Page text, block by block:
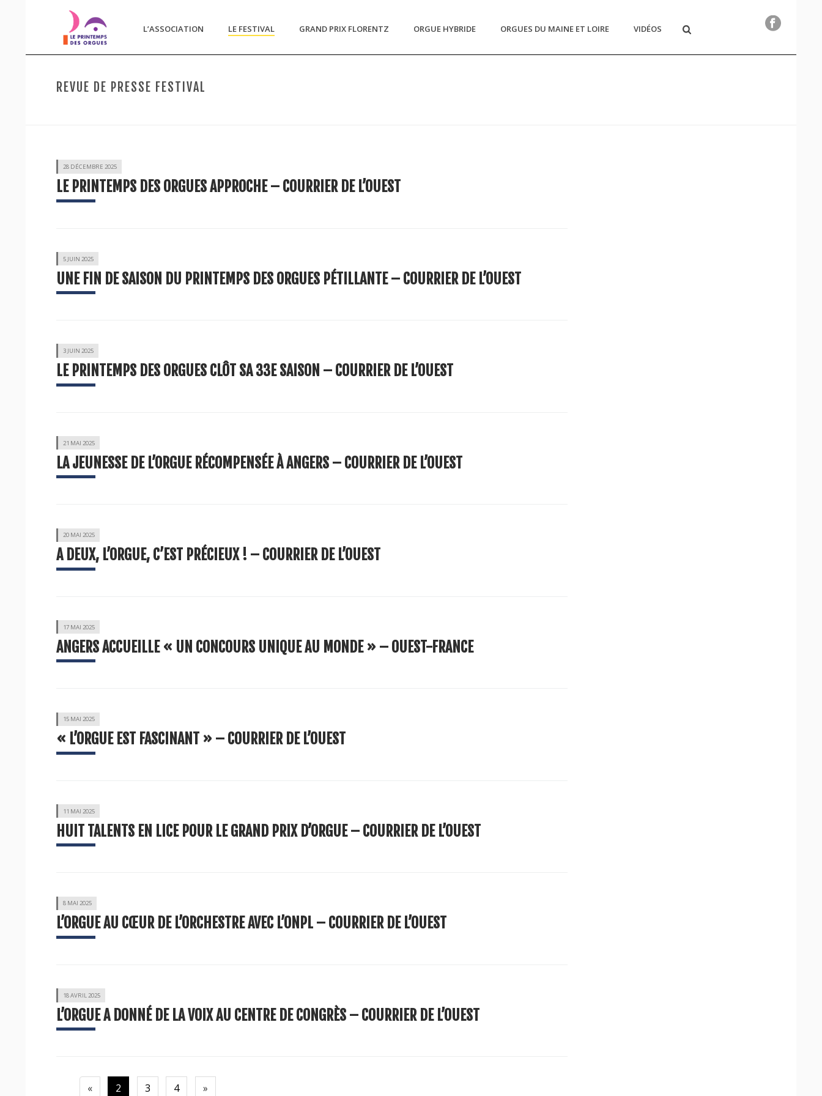
L’ASSOCIATION LE FESTIVAL GRAND PRIX FLORENTZ ORGUE HYBRIDE ORGUES DU MAINE ET LOIRE VIDÉOS
REVUE DE PRESSE FESTIVAL
28 DÉCEMBRE 2025
LE PRINTEMPS DES ORGUES APPROCHE – COURRIER DE L’OUEST
5 JUIN 2025
UNE FIN DE SAISON DU PRINTEMPS DES ORGUES PÉTILLANTE – COURRIER DE L’OUEST
3 JUIN 2025
LE PRINTEMPS DES ORGUES CLÔT SA 33E SAISON – COURRIER DE L’OUEST
21 MAI 2025
LA JEUNESSE DE L’ORGUE RÉCOMPENSÉE À ANGERS – COURRIER DE L’OUEST
20 MAI 2025
A DEUX, L’ORGUE, C’EST PRÉCIEUX ! – COURRIER DE L’OUEST
17 MAI 2025
ANGERS ACCUEILLE « UN CONCOURS UNIQUE AU MONDE » – OUEST-FRANCE
15 MAI 2025
« L’ORGUE EST FASCINANT » – COURRIER DE L’OUEST
11 MAI 2025
HUIT TALENTS EN LICE POUR LE GRAND PRIX D’ORGUE – COURRIER DE L’OUEST
8 MAI 2025
L’ORGUE AU CŒUR DE L’ORCHESTRE AVEC L’ONPL – COURRIER DE L’OUEST
18 AVRIL 2025
L’ORGUE A DONNÉ DE LA VOIX AU CENTRE DE CONGRÈS – COURRIER DE L’OUEST
«Précédente
2 3 4 »Suivante